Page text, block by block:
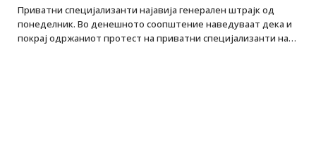
Приватни специјализанти најавија генерален штрајк од
понеделник. Во денешното соопштение наведуваат дека и
покрај одржаниот протест на приватни специјализанти на…